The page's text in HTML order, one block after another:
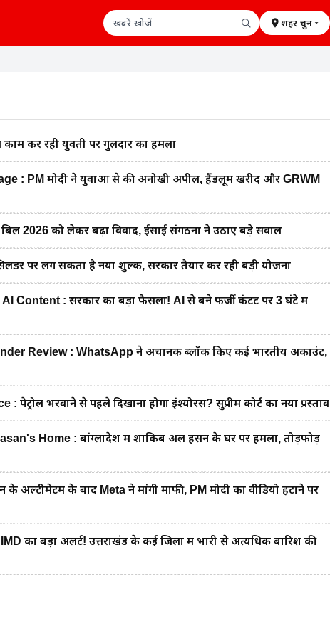
शहर चुनें
कर रही युवती पर गुलदार का हमला
: PM मोदी ने युवाओं से की अनोखी अपील, हैंडलूम खरीदें और GRWM
2026 को लेकर बढ़ा विवाद, ईसाई संगठनों ने उठाए बड़े सवाल
पर लग सकता है नया शुल्क, सरकार तैयार कर रही बड़ी योजना
Content : सरकार का बड़ा फैसला! AI से बने फर्जी कंटेंट पर 3 घंटे में
Review : WhatsApp ने अचानक ब्लॉक किए कई भारतीय अकाउंट,
भरवाने से पहले दिखाना होगा इंश्योरेंस? सुप्रीम कोर्ट का नया प्रस्ताव
Home : बांग्लादेश में शाकिब अल हसन के घर पर हमला, तोड़फोड़
अल्टीमेटम के बाद Meta ने मांगी माफी, PM मोदी का वीडियो हटाने पर
का बड़ा अलर्ट! उत्तराखंड के कई जिलों में भारी से अत्यधिक बारिश की